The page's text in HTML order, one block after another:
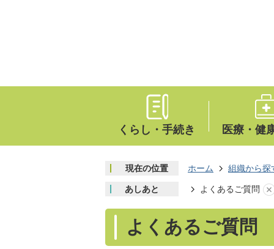
くらし・手続き 医療・健
現在の位置 ホーム 組織から探
あしあと よくあるご質問
よくあるご質問